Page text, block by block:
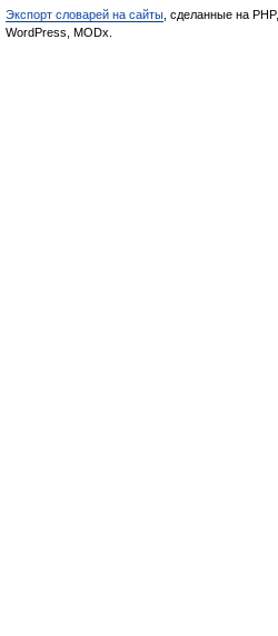
Экспорт словарей на сайты , сделанные на PHP,
WordPress, MODx.